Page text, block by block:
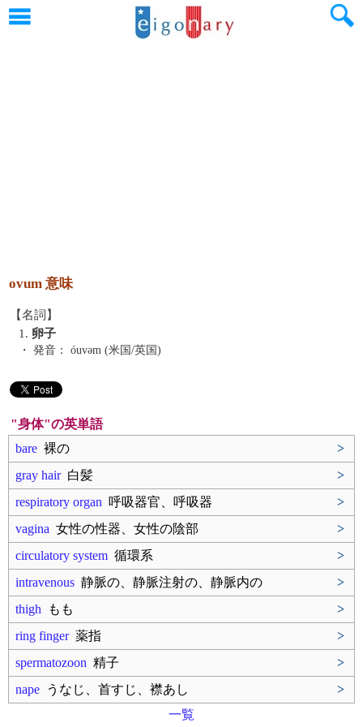
ovum 意味
【名詞】
1. 卵子
・ 発音： óuvəm (米国/英国)
"身体"の英単語
bare 裸の
>
gray hair白髪
>
respiratory organ 呼吸器官、呼吸器
>
vagina 女性の性器、女性の陰部
>
circulatory system 循環系
>
intravenous 静脈の、静脈注射の、静脈内の
>
thigh もも
>
ring finger薬指
>
spermatozoon 精子
>
nape うなじ、首すじ、襟あし
>
一覧